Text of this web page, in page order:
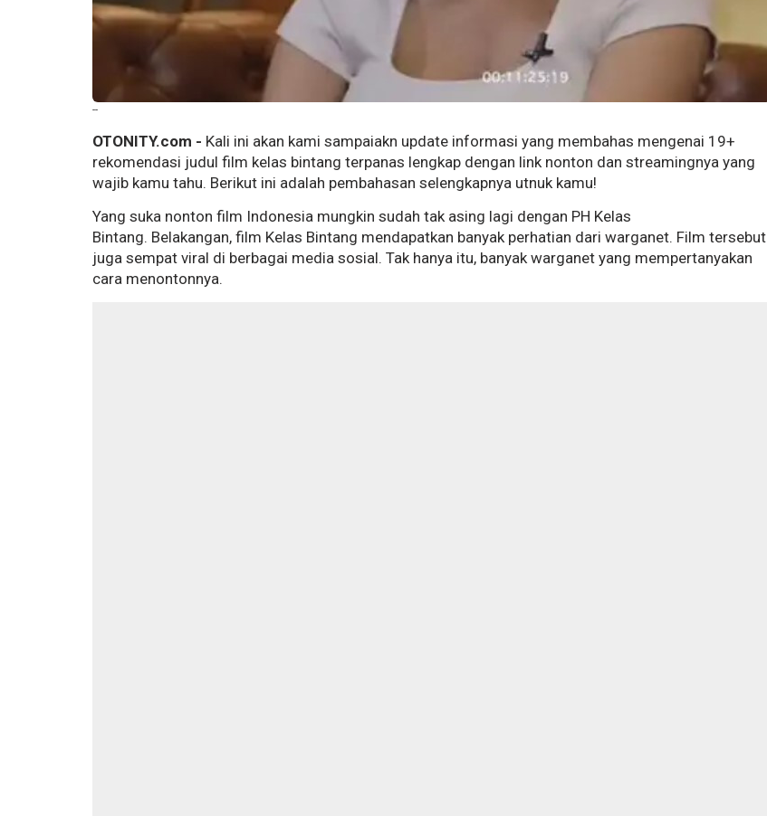
--
OTONITY.com - Kali ini akan kami sampaiakn update informasi yang membahas mengenai 19+
rekomendasi judul film kelas bintang terpanas lengkap dengan link nonton dan streamingnya yang
wajib kamu tahu. Berikut ini adalah pembahasan selengkapnya utnuk kamu!
Yang suka nonton film Indonesia mungkin sudah tak asing lagi dengan PH Kelas
Bintang. Belakangan, film Kelas Bintang mendapatkan banyak perhatian dari warganet. Film tersebut
juga sempat viral di berbagai media sosial. Tak hanya itu, banyak warganet yang mempertanyakan
cara menontonnya.